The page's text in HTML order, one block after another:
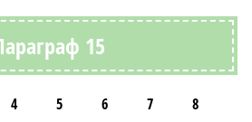
15
4 5 6 7
8